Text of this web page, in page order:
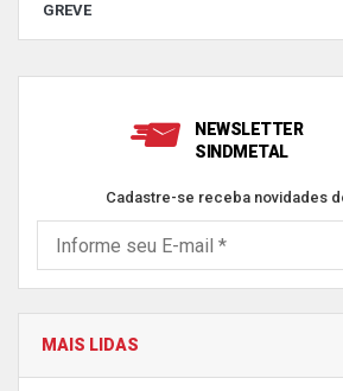
GREVE
NEWSLETTER
SINDMETAL
Cadastre-se receba novidades
MAIS LIDAS